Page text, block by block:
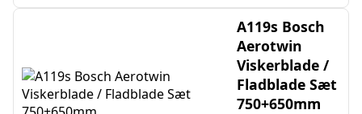
A119s Bosch
Aerotwin
Viskerblade /
Fladblade Sæt
750+650mm